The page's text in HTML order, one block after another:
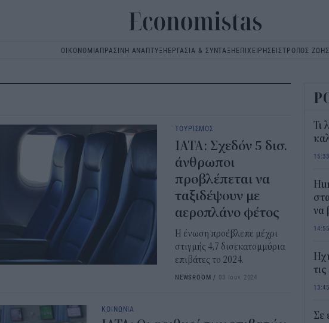
ΟΙΚΟΝΟΜΙΑΠΡΑΣΙΝΗ ΑΝΑΠΤΥΞΗΕΡΓΑΣΙΑ & ΣΥΝΤΑΞΗΕΠΙΧΕΙΡΗΣΕΙΣΤΡΟΠΟΣ ΖΩΗΣ
ΤΟΥΡΙΣΜΟΣ
IATA: Σχεδόν 5 δισ.
άνθρωποι
προβλέπεται να
ταξιδέψουν με
αεροπλάνο φέτος
Η ένωση προέβλεπε μέχρι
στιγμής 4,7 δισεκατομμύρια
επιβάτες το 2024.
NEWSROOM / 03 Ιουν 2024
ΚΟΙΝΩΝΙΑ
Τι
15:33
να
14:55
13:45
Σε